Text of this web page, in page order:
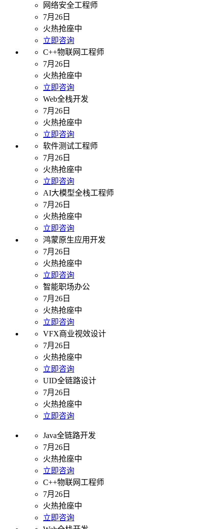
网络安全工程师
7月26日
火热抢座中
立即咨询
C++物联网工程师
7月26日
火热抢座中
立即咨询
Web全栈开发
7月26日
火热抢座中
立即咨询
软件测试工程师
7月26日
火热抢座中
立即咨询
AI大模型全栈工程师
7月26日
火热抢座中
立即咨询
鸿蒙原生应用开发
7月26日
火热抢座中
立即咨询
智能职场办公
7月26日
火热抢座中
立即咨询
VFX商业视效设计
7月26日
火热抢座中
立即咨询
UID全链路设计
7月26日
火热抢座中
立即咨询
Java全链路开发
7月26日
火热抢座中
立即咨询
C++物联网工程师
7月26日
火热抢座中
立即咨询